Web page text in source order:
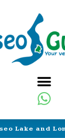
Lake and